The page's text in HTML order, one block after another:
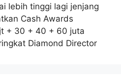
lebih tinggi lagi jenjang
Cash Awards
+ 30 + 40 + 60 juta
Diamond Director